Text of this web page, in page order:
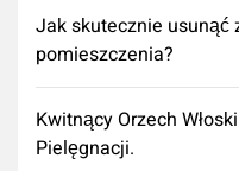
Jak skutecznie usunąć
pomieszczenia?
Kwitnący Orzech
Pielęgnacji.